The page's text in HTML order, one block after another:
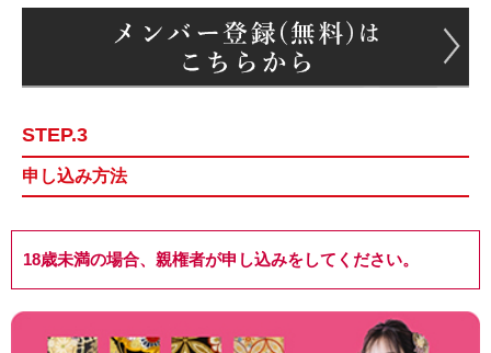
STEP.3
申し込み方法
18歳未満の場合、親権者が申し込みをしてください。